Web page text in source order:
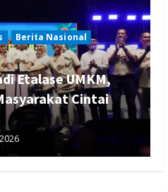
Berita Nasional
Etalase UMKM,
Cintai